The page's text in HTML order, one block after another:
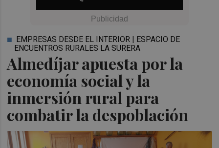
Almedíjar apuesta por la
economía social y la
inmersión rural para
combatir la despoblación
EMPRESAS DESDE EL INTERIOR | ESPACIO DE
ENCUENTROS RURALES LA SURERA